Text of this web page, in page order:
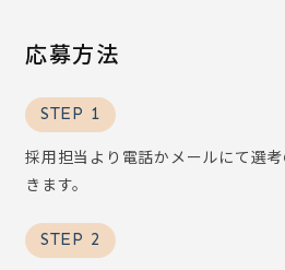
応募方法
STEP 1
採用担当より電話かメールにて選
きます。
STEP 2